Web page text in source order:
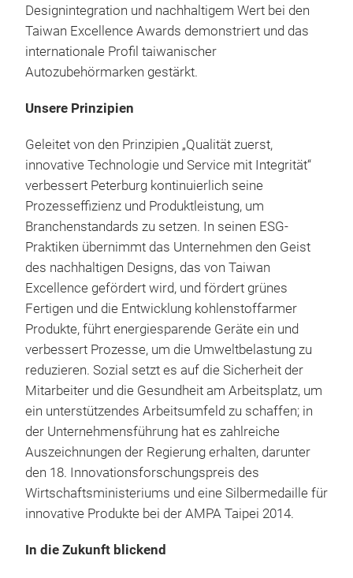
Designintegration und nachhaltigem Wert bei den
Taiwan Excellence Awards demonstriert und das
internationale Profil taiwanischer
Autozubehörmarken gestärkt.
Unsere Prinzipien
Geleitet von den Prinzipien „Qualität zuerst,
innovative Technologie und Service mit Integrität“
verbessert Peterburg kontinuierlich seine
Prozesseffizienz und Produktleistung, um
Branchenstandards zu setzen. In seinen ESG-
Praktiken übernimmt das Unternehmen den Geist
des nachhaltigen Designs, das von Taiwan
Excellence gefördert wird, und fördert grünes
Fertigen und die Entwicklung kohlenstoffarmer
Produkte, führt energiesparende Geräte ein und
verbessert Prozesse, um die Umweltbelastung zu
reduzieren. Sozial setzt es auf die Sicherheit der
Mitarbeiter und die Gesundheit am Arbeitsplatz, um
ein unterstützendes Arbeitsumfeld zu schaffen; in
der Unternehmensführung hat es zahlreiche
Auszeichnungen der Regierung erhalten, darunter
den 18. Innovationsforschungspreis des
Wirtschaftsministeriums und eine Silbermedaille für
innovative Produkte bei der AMPA Taipei 2014.
In die Zukunft blickend